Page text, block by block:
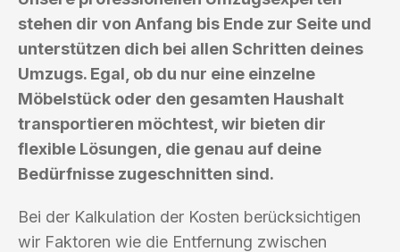
stehen dir von Anfang bis Ende zur Seite und
unterstützen dich bei allen Schritten deines
Umzugs. Egal, ob du nur eine einzelne
Möbelstück oder den gesamten Haushalt
transportieren möchtest, wir bieten dir
flexible Lösungen, die genau auf deine
Bedürfnisse zugeschnitten sind.
Bei der Kalkulation der Kosten berücksichtigen
wir Faktoren wie die Entfernung zwischen